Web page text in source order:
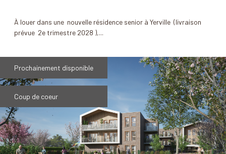
À louer dans une nouvelle résidence senior à Yerville (livraison
prévue 2e trimestre 2028 ),...
Prochainement disponible
Coup de coeur